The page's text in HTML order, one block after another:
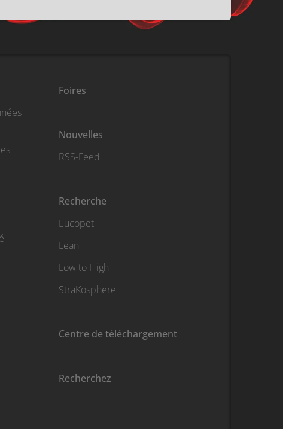
Foires
Nouvelles
RSS-Feed
Recherche
Eucopet
Lean
Low to High
StraKosphere
Centre de téléchargement
Recherchez